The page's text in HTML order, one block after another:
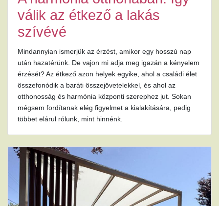
válik az étkező a lakás
szívévé
Mindannyian ismerjük az érzést, amikor egy hosszú nap
után hazatérünk. De vajon mi adja meg igazán a kényelem
érzését? Az étkező azon helyek egyike, ahol a családi élet
összefonódik a baráti összejövetelekkel, és ahol az
otthonosság és harmónia központi szerephez jut. Sokan
mégsem fordítanak elég figyelmet a kialakítására, pedig
többet elárul rólunk, mint hinnénk.